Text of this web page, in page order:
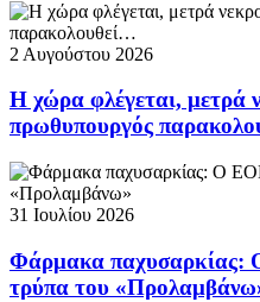
2 Αυγούστου 2026
Η χώρα φλέγεται, μετρά
πρωθυπουργός
31 Ιουλίου 2026
Φάρμακα
τρύπα του